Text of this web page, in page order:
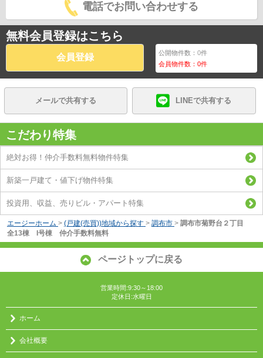
電話でお問い合わせする
無料会員登録はこちら
会員登録 公開物件数：0件
会員物件数：0件
メールで共有する LINEで共有する
こだわり特集
絶対お得！仲介手数料無料物件特集
新築一戸建て・値下げ物件特集
投資用、収益、売りビル・アパート特集
エージーホーム > (戸建(売買))地域から探す > 調布市 > 調布市菊野台２丁目
全13棟 I号棟 仲介手数料無料
ページトップに戻る
営業時間:9:30～18:00
定休日:水曜日
ホーム
会社概要